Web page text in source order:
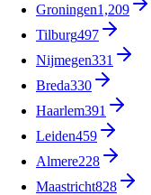
Groningen1,209
Tilburg497
Nijmegen331
Breda330
Haarlem391
Leiden459
Almere228
Maastricht828